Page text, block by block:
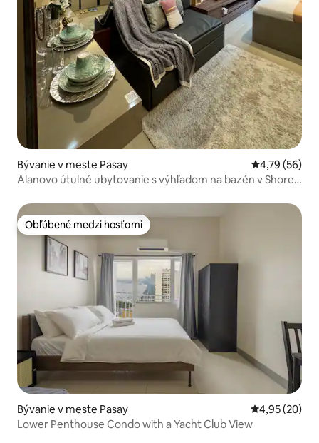
Bývanie v meste Pasay Priemerné
4,79 (56)
Alanovo útulné ubytovanie s výhľadom na bazén v Shore
Obľúbené medzi hosťami
Obľúbené medzi hosťami
Bývanie v meste Pasay Priemerné
4,95 (20)
Lower Penthouse Condo with a Yacht Club View